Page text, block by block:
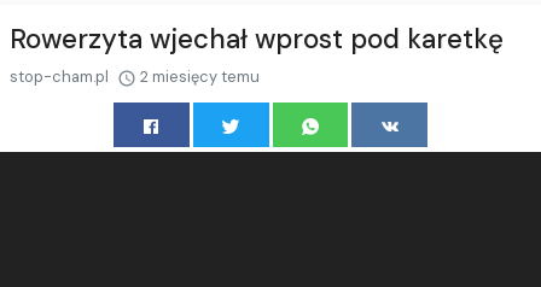
Rowerzyta wjechał wprost pod karetkę
stop-cham.pl 2 miesięcy temu